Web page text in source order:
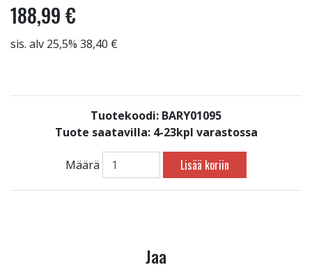
188,99 €
sis. alv 25,5% 38,40 €
Tuotekoodi: BARY01095
Tuote saatavilla: 4-23kpl varastossa
Määrä Lisää koriin
Jaa